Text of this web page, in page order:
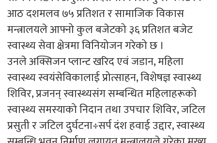
आठ दशमलव ७५ प्रतिशत र सामाजिक विकास
मन्त्रालयले आफ्नो कुल बजेटको ३६ प्रतिशत बजेट
स्वास्थ्य सेवा क्षेत्रमा विनियोजन गरेको छ ।
उनले अक्सिजन प्लान्ट खरिद एवं जडान, महिला
स्वास्थ्य स्वयंसेविकालाई प्रोत्साहन, विशेषज्ञ स्वास्थ्य
शिविर, प्रजनन् स्वास्थ्यसंग सम्बन्धित महिलाहरूको
स्वास्थ्य समस्याको निदान तथा उपचार शिविर, जटिल
प्रसुती र जटिल दुर्घटना÷सर्प दंश हवाई उद्दार, स्वास्थ्य